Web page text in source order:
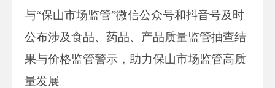
与“保山市场监管”微信公众号和抖音号及时
公布涉及食品、药品、产品质量监管抽查结
果与价格监管警示，助力保山市场监管高质
量发展。